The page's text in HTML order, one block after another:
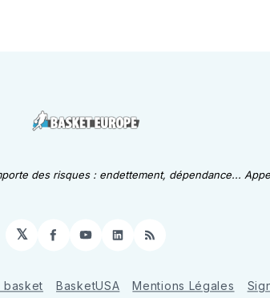
des risques : endettement, dépendance...
𝕏 Facebook
YouTube
LinkedIn
RSS
basket BasketUSA Mentions Légales